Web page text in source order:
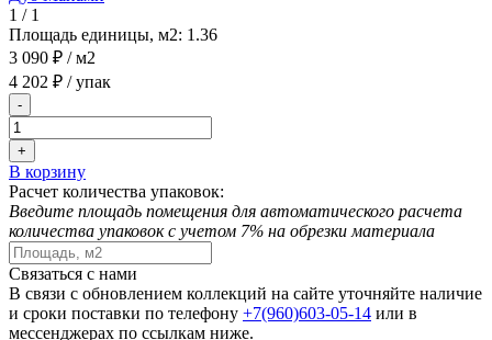
1 / 1
Площадь единицы, м2: 1.36
3 090 ₽ / м2
4 202 ₽ / упак
-
+
В корзину
Расчет количества упаковок:
Введите площадь помещения для автоматического расчета
количества упаковок с учетом 7% на обрезки материала
Связаться с нами
В связи с обновлением коллекций на сайте уточняйте наличие
и сроки поставки по телефону +7(960)603-05-14 или в
мессенджерах по ссылкам ниже.